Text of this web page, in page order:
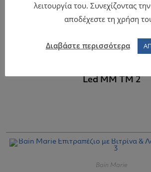
Led MM TM 2
Bain Marie
λειτουργία του. Συνεχίζοντας
αποδέχεστε τη χρήση
Διαβάστε περισσότερα